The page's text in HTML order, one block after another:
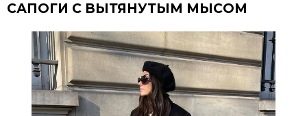
САПОГИ С ВЫТЯНУТЫМ МЫСОМ